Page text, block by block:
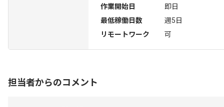
作業開始日
即日
最低稼働日数
週5日
リモートワーク
可
担当者からのコメント